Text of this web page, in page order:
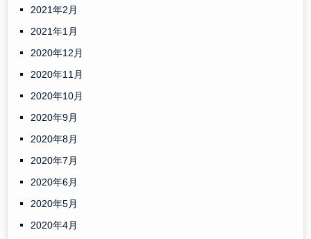
2021年2月
2021年1月
2020年12月
2020年11月
2020年10月
2020年9月
2020年8月
2020年7月
2020年6月
2020年5月
2020年4月